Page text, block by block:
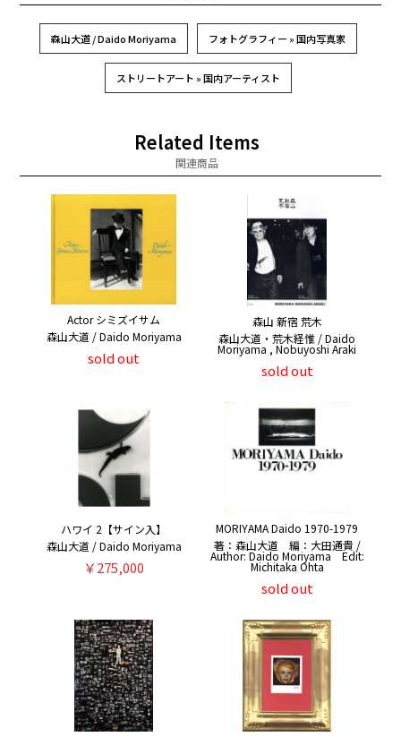
森山大道 / Daido Moriyama フォトグラフィー » 国内写真家
ストリートアート » 国内アーティスト
Related Items
関連商品
Actor シミズイサム
森山大道 / Daido Moriyama
sold out
森山 新宿 荒木
森山大道・荒木経惟 / Daido
Moriyama , Nobuyoshi Araki
sold out
ハワイ 2【サイン入】
森山大道 / Daido Moriyama
￥275,000
MORIYAMA Daido 1970-1979
著：森山大道 編：大田通貴 /
Author: Daido Moriyama Edit:
Michitaka Ohta
sold out